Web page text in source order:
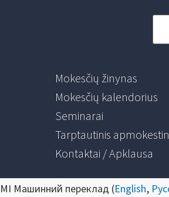
Mokesčių žinynas
Mokesčių kalendorius
Seminarai
Tarptautinis
Kontaktai / Apklausa
Машинний переклад (English,